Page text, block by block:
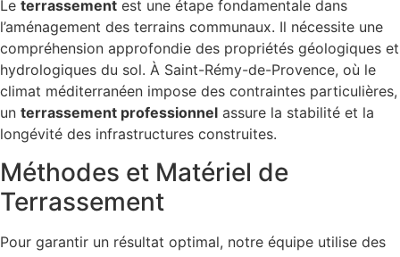
Le terrassement est une étape fondamentale dans
l’aménagement des terrains communaux. Il nécessite une
compréhension approfondie des propriétés géologiques et
hydrologiques du sol. À Saint-Rémy-de-Provence, où le
climat méditerranéen impose des contraintes particulières,
un terrassement professionnel assure la stabilité et la
longévité des infrastructures construites.
Méthodes et Matériel de
Terrassement
Pour garantir un résultat optimal, notre équipe utilise des